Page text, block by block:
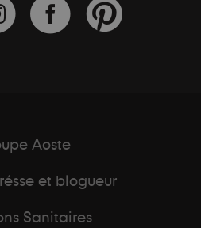
Aoste
et blogueur
Sanitaires